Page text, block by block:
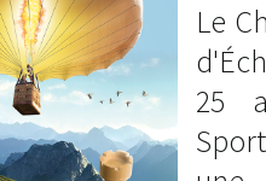
Le
25